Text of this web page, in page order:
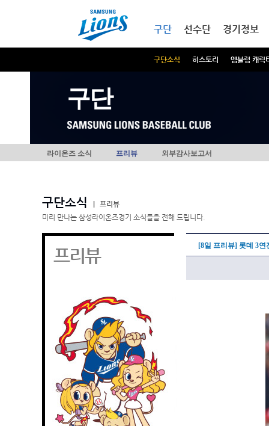
구단
구단소식 히스토리 엠블럼 캐릭
선수단 경기정보
구단
라이온즈 소식 프리뷰 외부감사보고서
구단소식
프리뷰
미리 만나는 삼성라이온즈경기 소식들을 전해 드립니다.
프리뷰 [8일 프리뷰] 롯데 3